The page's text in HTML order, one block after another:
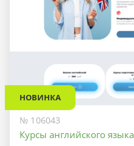
НОВИНКА
№ 106043
Курсы английского языка